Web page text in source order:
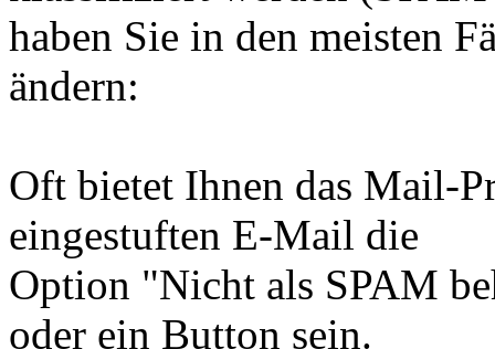
haben Sie in den meisten
ändern:
Oft bietet Ihnen das Mail-
eingestuften E-Mail die
Option "Nicht als SPAM
oder ein Button sein.